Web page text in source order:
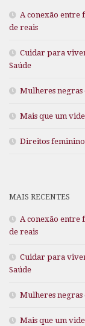
A conexão entre
de reais
Cuidar para
Saúde
Mulheres negras
Mais que um
Direitos
MAIS RECENTES
A conexão entre
de reais
Cuidar para
Saúde
Mulheres negras
Mais que um